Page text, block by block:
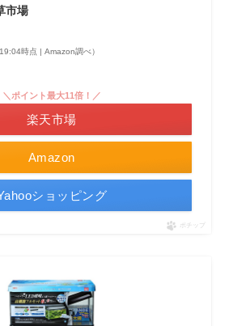
市場
時点 | Amazon調べ）
Amazon
＼ポイント最大11倍！／
楽天市場
ショッピング
ポチップ